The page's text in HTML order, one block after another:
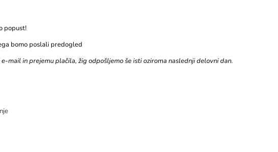
popust!
bomo poslali predogled
mail in prejemu plačila, žig odpošljemo še isti oziroma naslednji delovni dan.